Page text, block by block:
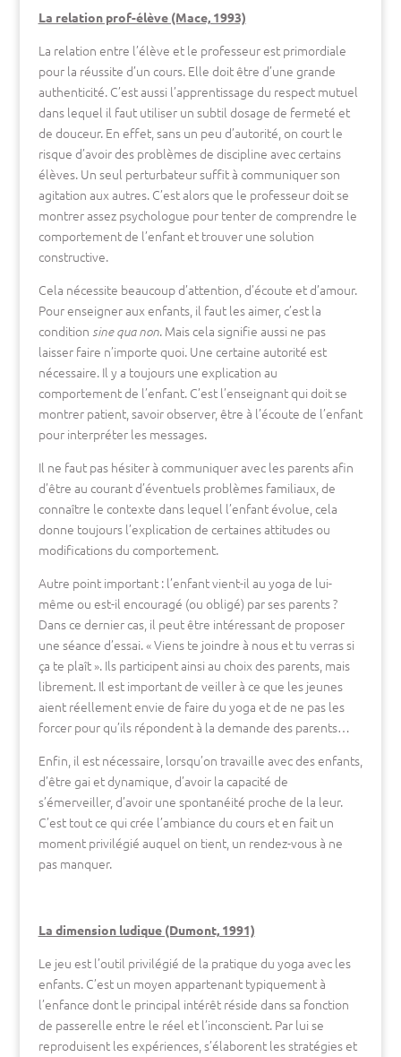
La relation prof-élève (Mace, 1993)
La relation entre l’élève et le professeur est primordiale
pour la réussite d’un cours. Elle doit être d’une grande
authenticité. C’est aussi l’apprentissage du respect mutuel
dans lequel il faut utiliser un subtil dosage de fermeté et
de douceur. En effet, sans un peu d’autorité, on court le
risque d’avoir des problèmes de discipline avec certains
élèves. Un seul perturbateur suffit à communiquer son
agitation aux autres. C’est alors que le professeur doit se
montrer assez psychologue pour tenter de comprendre le
comportement de l’enfant et trouver une solution
constructive.
Cela nécessite beaucoup d’attention, d’écoute et d’amour.
Pour enseigner aux enfants, il faut les aimer, c’est la
condition sine qua non. Mais cela signifie aussi ne pas
laisser faire n’importe quoi. Une certaine autorité est
nécessaire. Il y a toujours une explication au
comportement de l’enfant. C’est l’enseignant qui doit se
montrer patient, savoir observer, être à l’écoute de l’enfant
pour interpréter les messages.
Il ne faut pas hésiter à communiquer avec les parents afin
d’être au courant d’éventuels problèmes familiaux, de
connaître le contexte dans lequel l’enfant évolue, cela
donne toujours l’explication de certaines attitudes ou
modifications du comportement.
Autre point important : l’enfant vient-il au yoga de lui-
même ou est-il encouragé (ou obligé) par ses parents ?
Dans ce dernier cas, il peut être intéressant de proposer
une séance d’essai. « Viens te joindre à nous et tu verras si
ça te plaît ». Ils participent ainsi au choix des parents, mais
librement. Il est important de veiller à ce que les jeunes
aient réellement envie de faire du yoga et de ne pas les
forcer pour qu’ils répondent à la demande des parents…
Enfin, il est nécessaire, lorsqu’on travaille avec des enfants,
d’être gai et dynamique, d’avoir la capacité de
s’émerveiller, d’avoir une spontanéité proche de la leur.
C’est tout ce qui crée l’ambiance du cours et en fait un
moment privilégié auquel on tient, un rendez-vous à ne
pas manquer.
La dimension ludique (Dumont, 1991)
Le jeu est l’outil privilégié de la pratique du yoga avec les
enfants. C’est un moyen appartenant typiquement à
l’enfance dont le principal intérêt réside dans sa fonction
de passerelle entre le réel et l’inconscient. Par lui se
reproduisent les expériences, s’élaborent les stratégies et